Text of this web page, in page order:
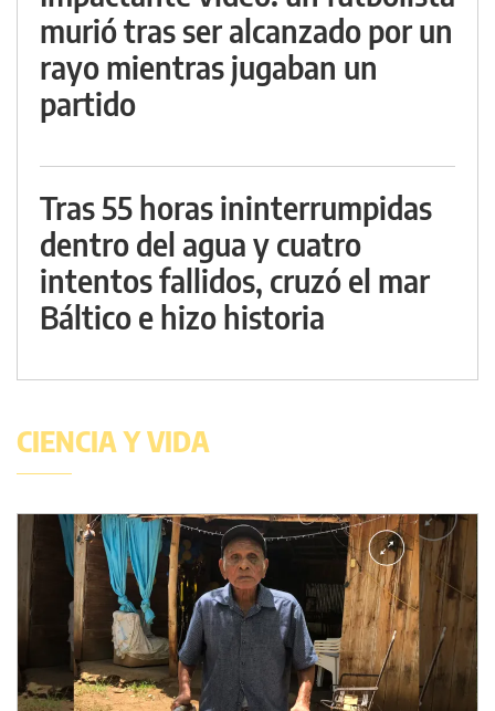
murió tras ser alcanzado por un
rayo mientras jugaban un
partido
Tras 55 horas ininterrumpidas
dentro del agua y cuatro
intentos fallidos, cruzó el mar
Báltico e hizo historia
CIENCIA Y VIDA